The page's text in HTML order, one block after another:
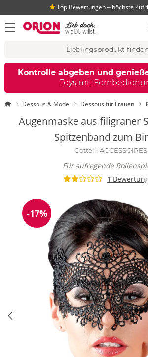
Top Bewertungen ‒ höchste
Menü öffnen
Kontrolle abgeben und
Toys mit
StartseiteDessous & Mode Dessous für Frauen
Augenmaske aus filigraner
Spitzenband zum
Cottelli ACCESSOIRES
Für aufregende
1
Reduzierung
-17%